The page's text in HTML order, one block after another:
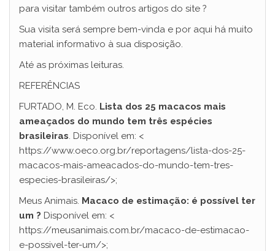
para visitar também outros artigos do site ?
Sua visita será sempre bem-vinda e por aqui há muito
material informativo à sua disposição.
Até as próximas leituras.
REFERÊNCIAS
FURTADO, M. Eco. Lista dos 25 macacos mais
ameaçados do mundo tem três espécies
brasileiras. Disponível em: <
https://www.oeco.org.br/reportagens/lista-dos-25-
macacos-mais-ameacados-do-mundo-tem-tres-
especies-brasileiras/>;
Meus Animais. Macaco de estimação: é possível ter
um ? Disponível em: <
https://meusanimais.com.br/macaco-de-estimacao-
e-possivel-ter-um/>;